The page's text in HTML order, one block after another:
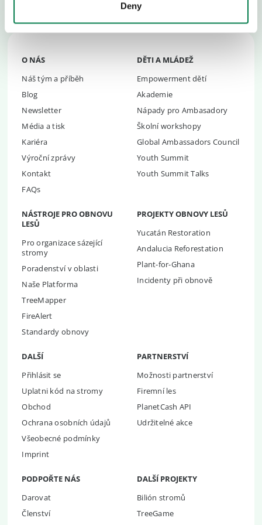
Deny
O NÁS
Náš tým a příběh
Blog
Newsletter
Média a tisk
Kariéra
Výroční zprávy
Kontakt
FAQs
DĚTI A MLÁDEŽ
Empowerment dětí
Akademie
Nápady pro Ambasadory
Školní workshopy
Global Ambassadors Council
Youth Summit
Youth Summit Talks
NÁSTROJE PRO OBNOVU
LESŮ
Pro organizace sázející
stromy
Poradenství v oblasti
Naše Platforma
TreeMapper
FireAlert
Standardy obnovy
PROJEKTY OBNOVY LESŮ
Yucatán Restoration
Andalucia Reforestation
Plant-for-Ghana
Incidenty při obnově
DALŠÍ
Přihlásit se
Uplatni kód na stromy
Obchod
Ochrana osobních údajů
Všeobecné podmínky
Imprint
PARTNERSTVÍ
Možnosti partnerství
Firemní les
PlanetCash API
Udržitelné akce
PODPOŘTE NÁS
Darovat
Členství
DALŠÍ PROJEKTY
Bilión stromů
TreeGame